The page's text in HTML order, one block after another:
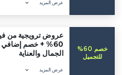
عروض ترويجية من
60% + خصم
الجمال والعناية